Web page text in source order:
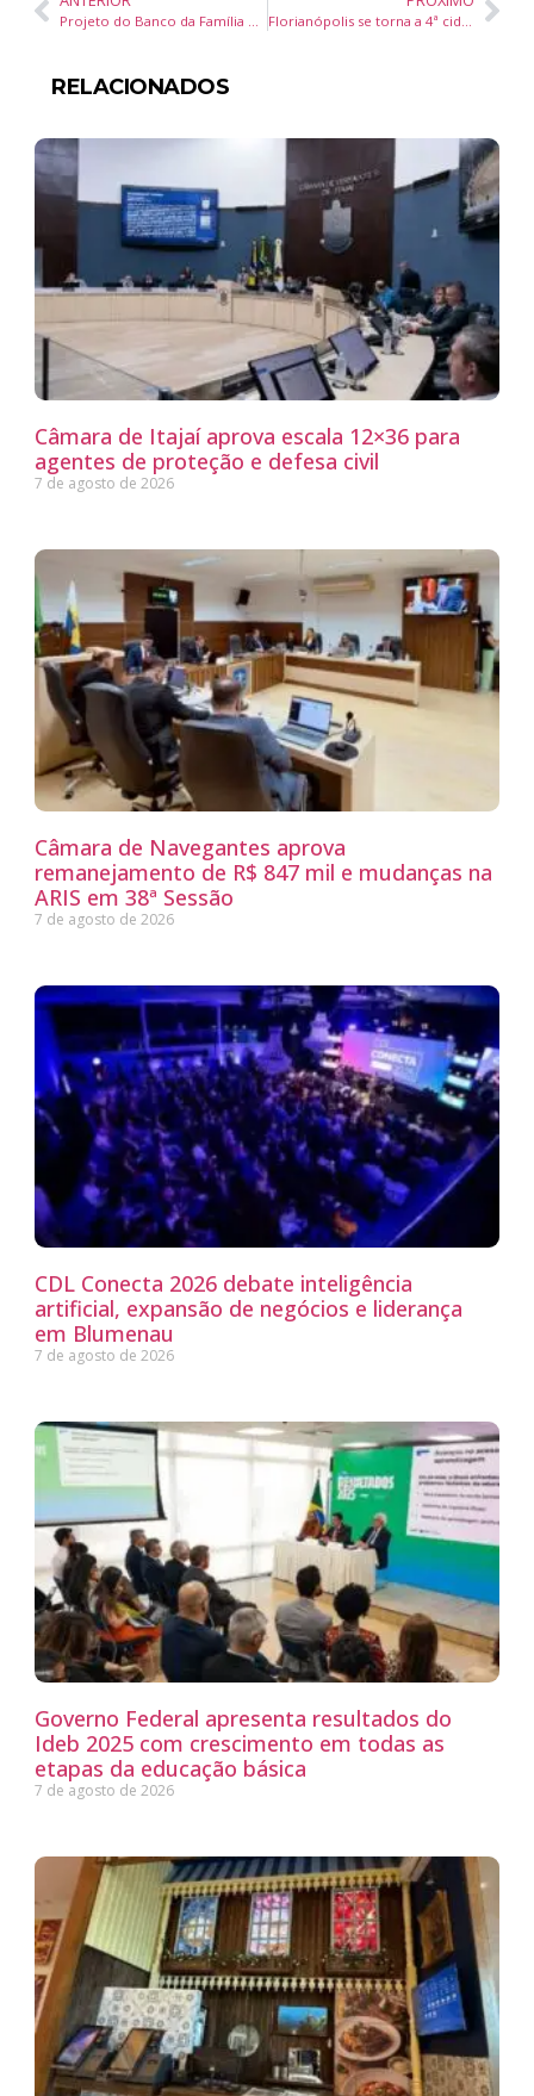
Projeto do Banco da Família que apoia mulheres empreendedoras em SC conquista Prêmio ADVB Empresa Cidadã 2026 Florianópolis se torna a 4ª cidade do Brasil com mais empregos em tecnologia e amplia peso do setor no PIB
RELACIONADOS
Câmara de Itajaí aprova escala 12×36 para
agentes de proteção e defesa civil
7 de agosto de 2026
Câmara de Navegantes aprova
remanejamento de R$ 847 mil e mudanças na
ARIS em 38ª Sessão
7 de agosto de 2026
CDL Conecta 2026 debate inteligência
artificial, expansão de negócios e liderança
em Blumenau
7 de agosto de 2026
Governo Federal apresenta resultados do
Ideb 2025 com crescimento em todas as
etapas da educação básica
7 de agosto de 2026